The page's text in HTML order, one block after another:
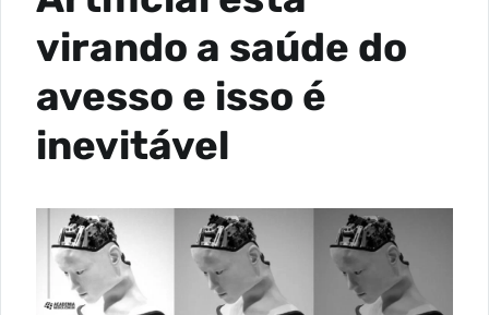
virando a saúde do
avesso e isso é
inevitável